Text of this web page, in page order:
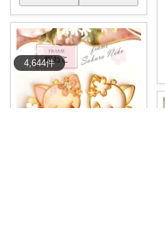
4,644件